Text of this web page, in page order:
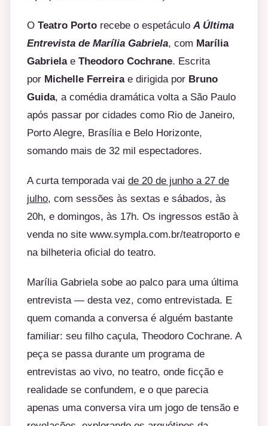
O Teatro Porto recebe o espetáculoA Última
Entrevista de Marília Gabriela, com Marília
Gabrielae Theodoro Cochrane. Escrita
por Michelle Ferreirae dirigida por Bruno
Guida, a comédia dramática volta a São Paulo
após passar por cidades como Rio de Janeiro,
Porto Alegre, Brasília e Belo Horizonte,
somando mais de 32 mil espectadores.
A curta temporada vai de 20 de junho a 27 de
julho, com sessões às sextas e sábados, às
20h, e domingos, às 17h. Os ingressos estão à
venda no site www.sympla.com.br/teatroporto e
na bilheteria oficial do teatro.
Marília Gabriela sobe ao palco para uma última
entrevista — desta vez, como entrevistada. E
quem comanda a conversa é alguém bastante
familiar: seu filho caçula, Theodoro Cochrane. A
peça se passa durante um programa de
entrevistas ao vivo, no teatro, onde ficção e
realidade se confundem, e o que parecia
apenas uma conversa vira um jogo de tensão e